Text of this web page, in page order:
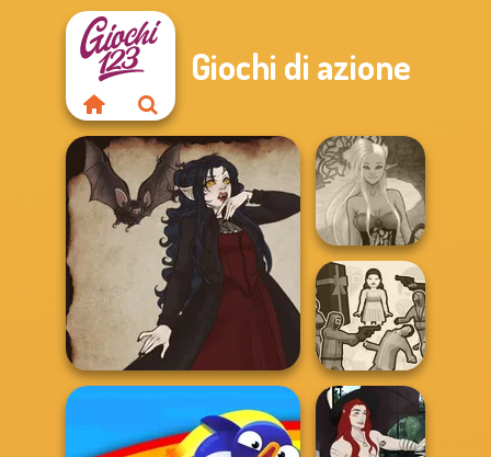
Giochi di azione
Dark Mage
Creator
Squid Battle